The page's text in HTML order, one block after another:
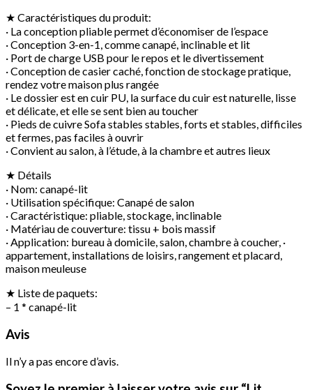
★ Caractéristiques du produit:
· La conception pliable permet d’économiser de l’espace
· Conception 3-en-1, comme canapé, inclinable et lit
· Port de charge USB pour le repos et le divertissement
· Conception de casier caché, fonction de stockage pratique,
rendez votre maison plus rangée
· Le dossier est en cuir PU, la surface du cuir est naturelle, lisse
et délicate, et elle se sent bien au toucher
· Pieds de cuivre Sofa stables stables, forts et stables, difficiles
et fermes, pas faciles à ouvrir
· Convient au salon, à l’étude, à la chambre et autres lieux
★ Détails
· Nom: canapé-lit
· Utilisation spécifique: Canapé de salon
· Caractéristique: pliable, stockage, inclinable
· Matériau de couverture: tissu + bois massif
· Application: bureau à domicile, salon, chambre à coucher, ·
appartement, installations de loisirs, rangement et placard,
maison meuleuse
★ Liste de paquets:
– 1 * canapé-lit
Avis
Il n’y a pas encore d’avis.